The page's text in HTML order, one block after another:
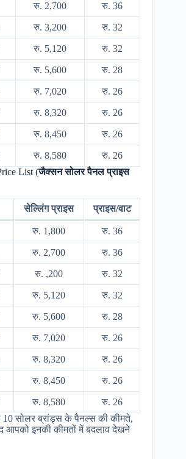
रु. 2,700 रु. 36
रु. 3,200 रु. 32
रु. 5,120 रु. 32
रु. 5,600 रु. 28
रु. 7,020 रु. 26
रु. 8,320 रु. 26
रु. 8,450 रु. 26
रु. 8,580
रु. 26
List (जैक्सन सोलर पैनल प्राइस
सेल्लिंग प्राइस प्राइस/वाट
रु. 1,800 रु. 36
रु. 2,700 रु. 36
रु. ,200 रु. 32
रु. 5,120 रु. 32
रु. 5,600 रु. 28
रु. 7,020 रु. 26
रु. 8,320 रु. 26
रु. 8,450 रु. 26
रु. 8,580
रु. 26
10 सोलर ब्रांड्स के पैनल्स की कीमते,
आपको इनकी कीमतों में बदलाव देखने